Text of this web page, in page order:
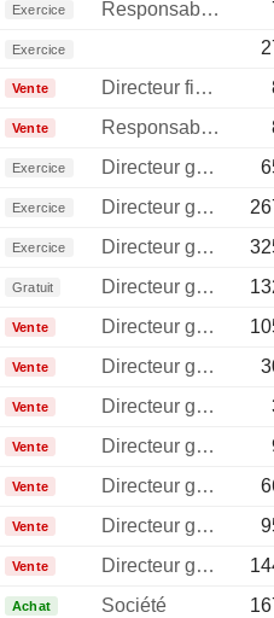
Exercice Responsable communication publique
Exercice
Vente Directeur financier
Vente Responsable communication publique
Exercice Directeur general
Exercice Directeur general
Exercice Directeur general
Gratuit Directeur general
Vente Directeur general
Vente Directeur general
Vente Directeur general
Vente Directeur general
Vente Directeur general
Vente Directeur general
Vente Directeur general
SA /PRIVATE
Achat Société